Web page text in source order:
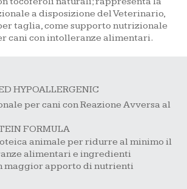
a disposizione del Veterinario,
taglia, come supporto nutrizionale
cani con intolleranze alimentari.
HYPOALLERGENIC
per cani con Reazione Avversa al
FORMULA
animale per ridurre al minimo il
alimentari e ingredienti
maggior apporto di nutrienti